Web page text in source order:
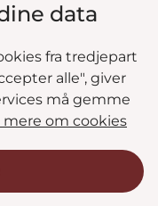
data
fra tredjepart
alle", giver
må gemme
om cookies